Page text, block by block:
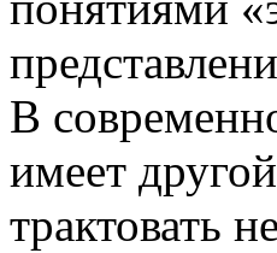
В
имеет
трактовать